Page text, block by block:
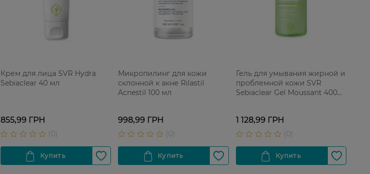
Крем для лица SVR Hydra
Sebiaclear 40 мл
855,99 ГРН
Микропилинг для кожи
склонной к акне Rilastil
Acnestil 100 мл
998,99 ГРН
Гель для умывания жирной и
проблемной кожи SVR
Sebiaclear Gel Moussant 400
1 128,99 ГРН